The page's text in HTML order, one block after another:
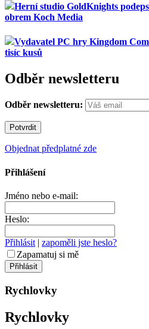
Herní studio GoldKnights
obrem Koch Media
Vydavatel PC hry Kingdom
tisíc kusů
Odběr newsletteru
Odběr newsletteru:
Objednat předplatné zde
Přihlášení
Jméno nebo e-mail:
Heslo:
Přihlásit | zapoměli jste heslo?
Zapamatuj si mě
Rychlovky
Rychlovky